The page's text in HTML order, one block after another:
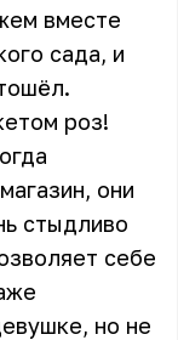
вместе
сада, и
роз!
они
стыдливо
себе
но не